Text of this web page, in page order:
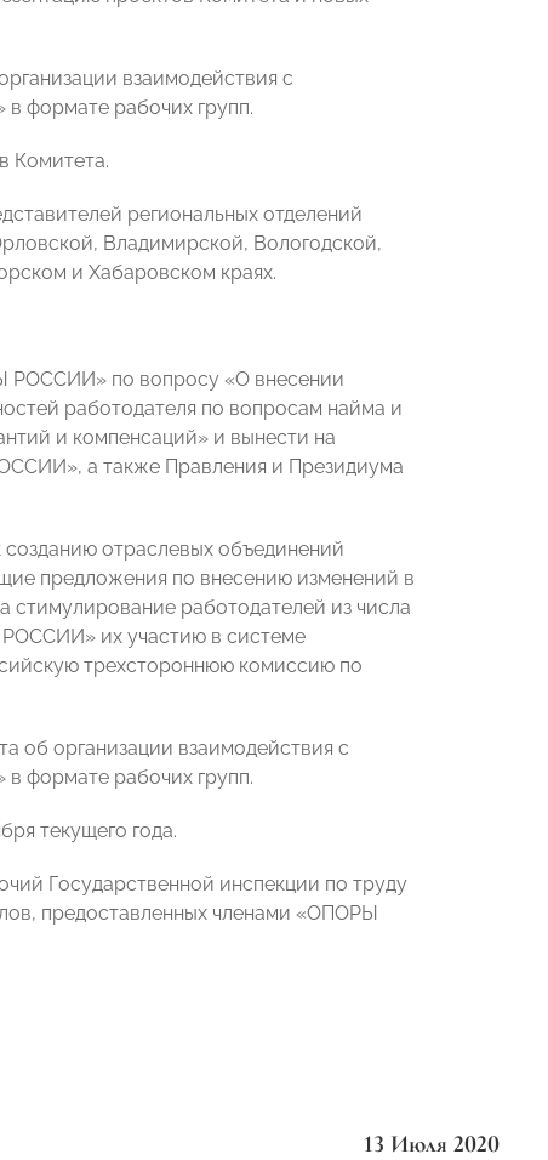
взаимодействия с
формате рабочих групп.
Комитета.
региональных отделений
Владимирской, Вологодской,
и Хабаровском краях.
РОССИИ» по вопросу «О внесении
работодателя по вопросам найма и
и компенсаций» и вынести на
а также Правления и Президиума
отраслевых объединений
предложения по внесению изменений в
стимулирование работодателей из числа
их участию в системе
трехстороннюю комиссию по
об организации взаимодействия с
формате рабочих групп.
текущего года.
Государственной инспекции по труду
предоставленных членами «ОПОРЫ
13 Июля 2020